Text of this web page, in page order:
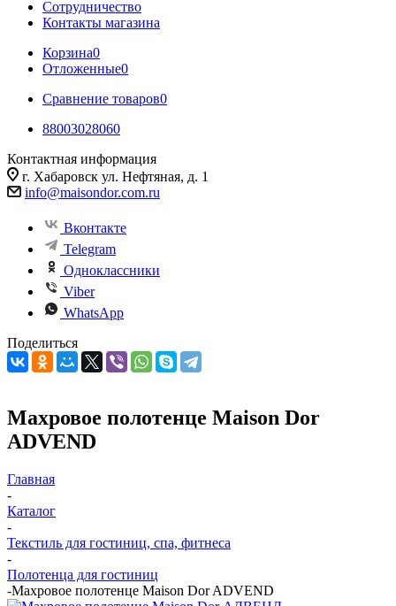
Сотрудничество
Контакты магазина
Корзина0
Отложенные0
Сравнение товаров0
88003028060
Контактная информация
г. Хабаровск ул. Нефтяная, д. 1
info@maisondor.com.ru
Вконтакте
Telegram
Одноклассники
Viber
WhatsApp
Поделиться
Махровое полотенце Maison Dor
ADVEND
Главная
-
Каталог
-
Текстиль для гостиниц, спа, фитнеса
-
Полотенца для гостиниц
-Махровое полотенце Maison Dor ADVEND